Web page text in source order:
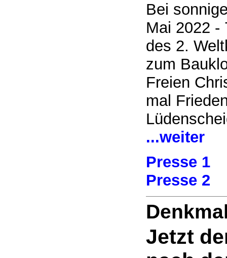
Bei
Mai 2022 -
des 2.
zum
Freien
mal
...weiter
Presse 1
Presse 2
Jetzt